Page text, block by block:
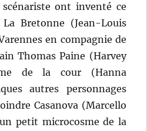
ont inventé ce
Bretonne (Jean-Louis
en compagnie de
Thomas Paine (Harvey
de la cour (Hanna
autres personnages
Casanova (Marcello
petit microcosme de la